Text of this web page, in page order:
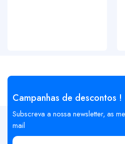
Campanhas de descontos !
Subscreva a nossa newsletter, as
mail